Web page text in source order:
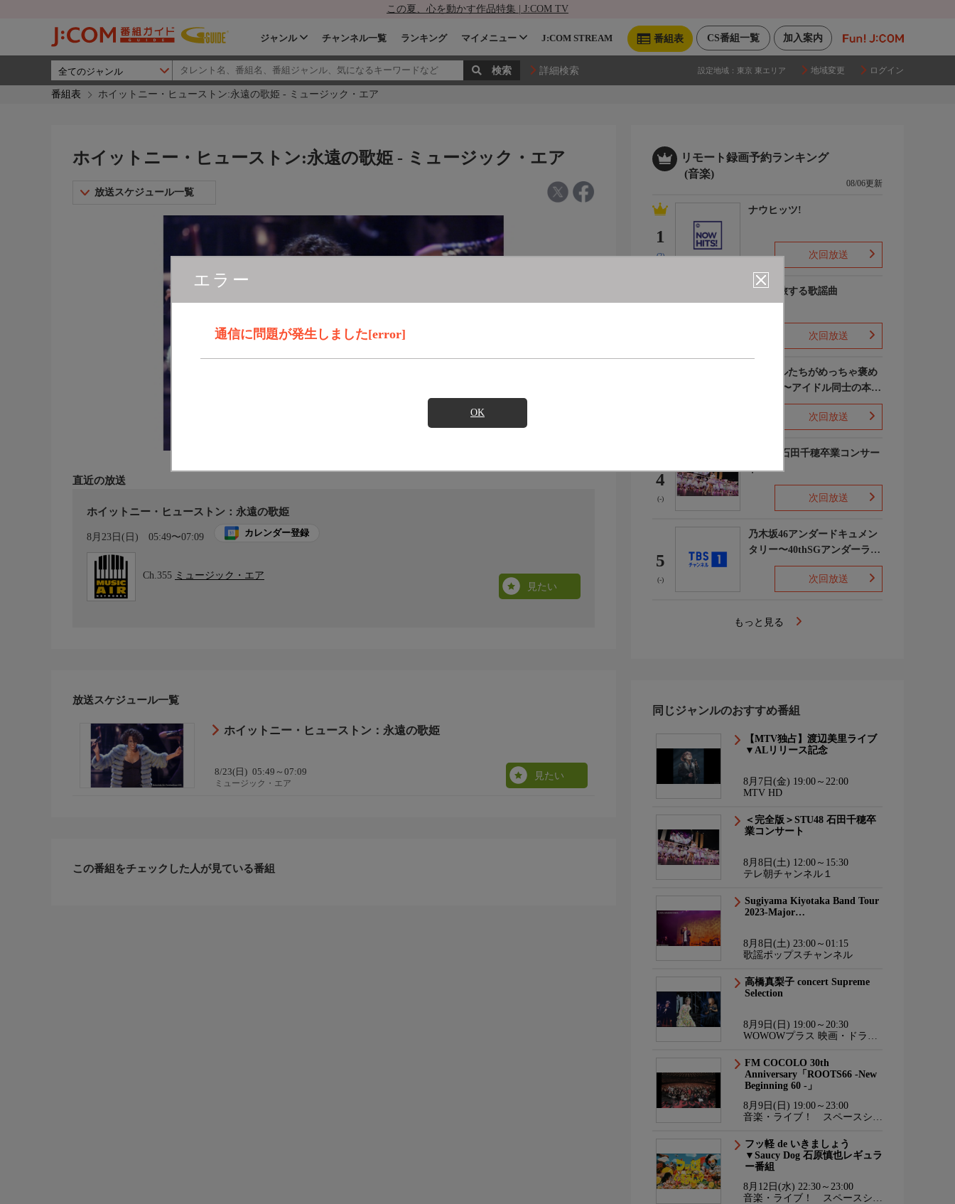
この夏、心を動かす作品特集 | J:COM TV
加入案内
CS番組一覧
番組表
ジャンル チャンネル一覧 ランキング マイメニュー J:COM STREAM
詳細検索 設定地域： 東京 東エリア 地域変更 ログイン
番組表 ホイットニー・ヒューストン:永遠の歌姫 - ミュージック・エア
エラー
通信に問題が発生しました[error]
OK
ホイットニー・ヒューストン:永遠の歌姫 - ミュージック・エア
放送スケジュール一覧
直近の放送
ホイットニー・ヒューストン：永遠の歌姫
8月23日(日) 05:49〜07:09 カレンダー登録
Ch.355 ミュージック・エア
見たい
放送スケジュール一覧
ホイットニー・ヒューストン：永遠の歌姫
8/23(日) 05:49～07:09
ミュージック・エア
見たい
この番組をチェックした人が見ている番組
リモート録画予約ランキング
(音楽)
08/06更新
1
(2)
ナウヒッツ!
次回放送
列車で旅する歌謡曲
次回放送
ライバルたちがめっちゃ褒め
てくる!〜アイドル同士の本音
レビューSP〜
次回放送
4
(-)
STU48 石田千穂卒業コンサー
ト
次回放送
5
(-)
乃木坂46アンダードキュメン
タリー〜40thSGアンダーライ
ブ舞台裏〜
次回放送
もっと見る
同じジャンルのおすすめ番組
【MTV独占】渡辺美里ライブ
▼ALリリース記念
8月7日(金) 19:00～22:00
MTV HD
＜完全版＞STU48 石田千穂卒
業コンサート
8月8日(土) 12:00～15:30
テレ朝チャンネル１
Sugiyama Kiyotaka Band Tour
2023-Major…
8月8日(土) 23:00～01:15
歌謡ポップスチャンネル
高橋真梨子 concert Supreme
Selection
8月9日(日) 19:00～20:30
WOWOWプラス 映画・ドラ
FM COCOLO 30th
Anniversary「ROOTS66 -New
Beginning 60 -」
8月9日(日) 19:00～23:00
音楽・ライブ！ スペースシャ
フッ軽 de いきましょう
▼Saucy Dog 石原慎也レギュラ
ー番組
8月12日(水) 22:30～23:00
音楽・ライブ！ スペースシャ